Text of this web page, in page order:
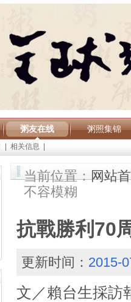
粥友在线 粥照集锦
相关信息
当前位置：网站
不容模糊
抗戰勝利70
更新时间： 2015-
文／賴台生採訪